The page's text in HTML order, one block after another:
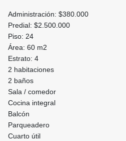
Administración: $380.000
Predial: $2.500.000
Piso: 24
Área: 60 m2
Estrato: 4
2 habitaciones
2 baños
Sala / comedor
Cocina integral
Balcón
Parqueadero
Cuarto útil